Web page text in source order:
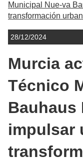
Municipal Nue-va
transformación
28/12/2024
Murcia
Técnico
Bauhaus
impulsar